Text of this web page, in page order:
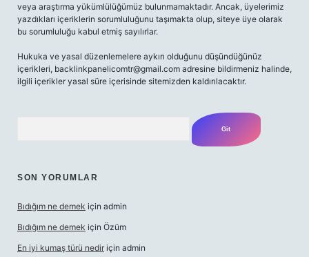
veya araştırma yükümlülüğümüz bulunmamaktadır. Ancak, üyelerimiz
yazdıkları içeriklerin sorumluluğunu taşımakta olup, siteye üye olarak
bu sorumluluğu kabul etmiş sayılırlar.
Hukuka ve yasal düzenlemelere aykırı olduğunu düşündüğünüz
içerikleri, backlinkpanelicomtr@gmail.com adresine bildirmeniz halinde,
ilgili içerikler yasal süre içerisinde sitemizden kaldırılacaktır.
SON YORUMLAR
Bıdığım ne demek için admin
Bıdığım ne demek için Özüm
En iyi kumaş türü nedir için admin